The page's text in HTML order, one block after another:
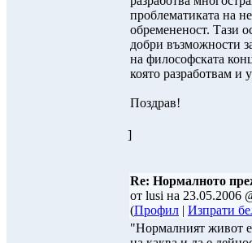
проблематиката на
обремененост. Тази
добри възможности
на философската
която разработвам и
Поздрав!
]
Re: Нормалното
от lusi на 23.05.2006
(Профил | Изпрати
"Нормалният живот